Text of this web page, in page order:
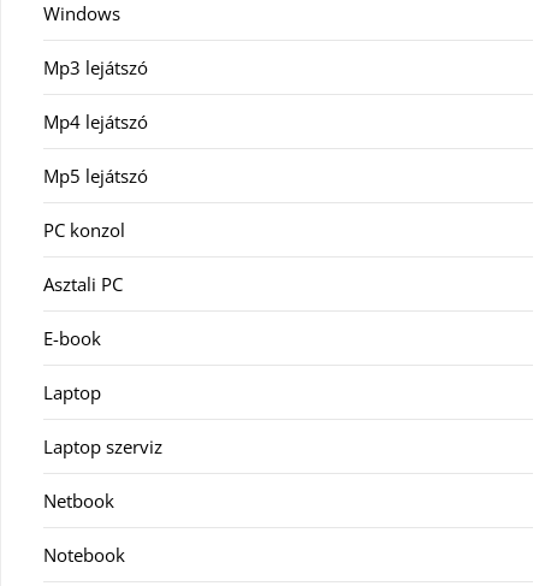
Windows
Mp3 lejátszó
Mp4 lejátszó
Mp5 lejátszó
PC konzol
Asztali PC
E-book
Laptop
Laptop szerviz
Netbook
Notebook